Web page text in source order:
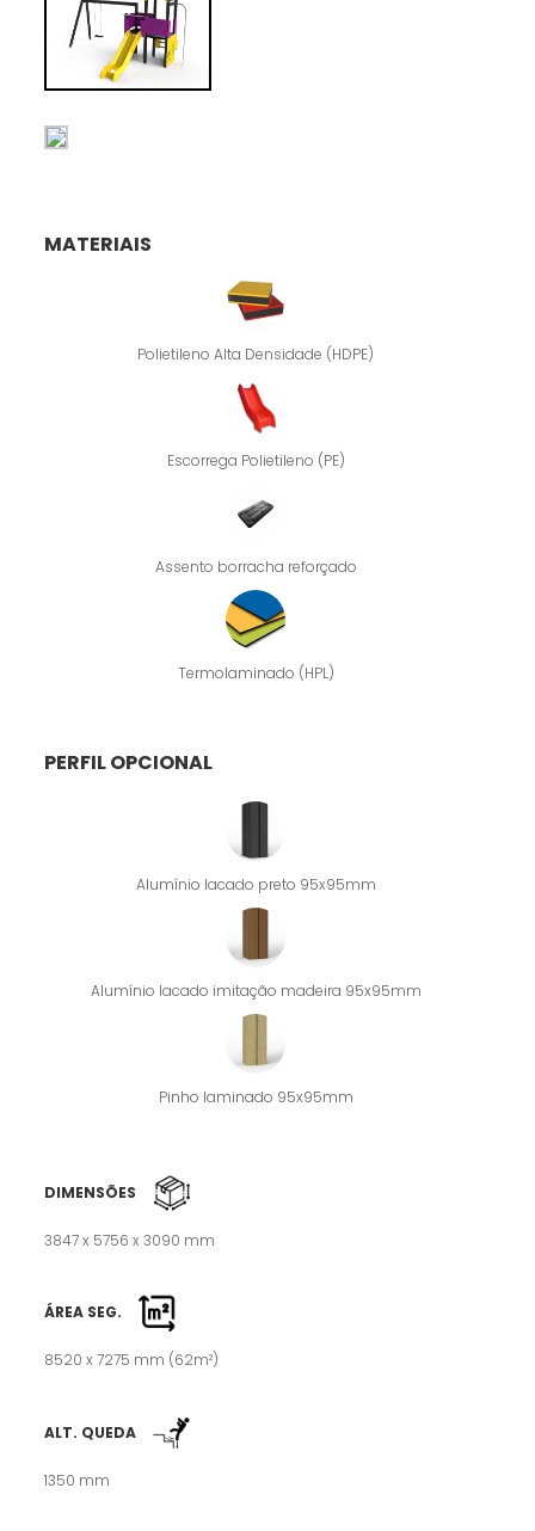
MATERIAIS
Polietileno Alta Densidade (HDPE)
Escorrega Polietileno (PE)
Assento borracha reforçado
Termolaminado (HPL)
PERFIL OPCIONAL
Alumínio lacado preto 95x95mm
Alumínio lacado imitação madeira 95x95mm
Pinho laminado 95x95mm
DIMENSÕES
3847 x 5756 x 3090 mm
ÁREA SEG.
8520 x 7275 mm (62m²)
ALT. QUEDA
1350 mm